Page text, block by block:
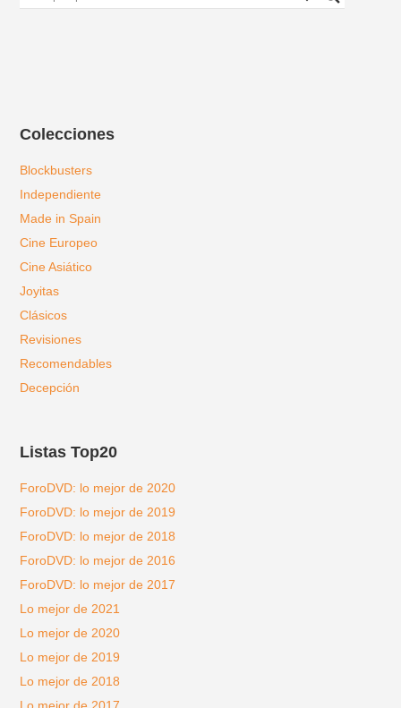
Colecciones
Blockbusters
Independiente
Made in Spain
Cine Europeo
Cine Asiático
Joyitas
Clásicos
Revisiones
Recomendables
Decepción
Listas Top20
ForoDVD: lo mejor de 2020
ForoDVD: lo mejor de 2019
ForoDVD: lo mejor de 2018
ForoDVD: lo mejor de 2016
ForoDVD: lo mejor de 2017
Lo mejor de 2021
Lo mejor de 2020
Lo mejor de 2019
Lo mejor de 2018